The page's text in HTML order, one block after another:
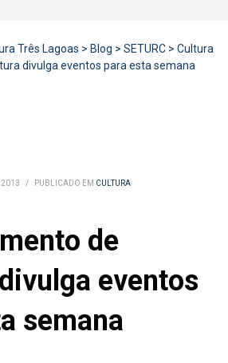
Três Lagoas > Blog > SETURC > Cultura
divulga eventos para esta semana
2013 / PUBLICADO EM CULTURA
de
eventos
semana